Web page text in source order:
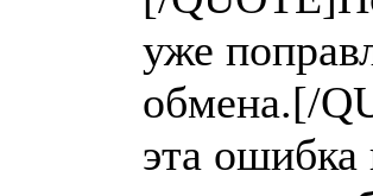
уже
обмена.[/
эта ошибка